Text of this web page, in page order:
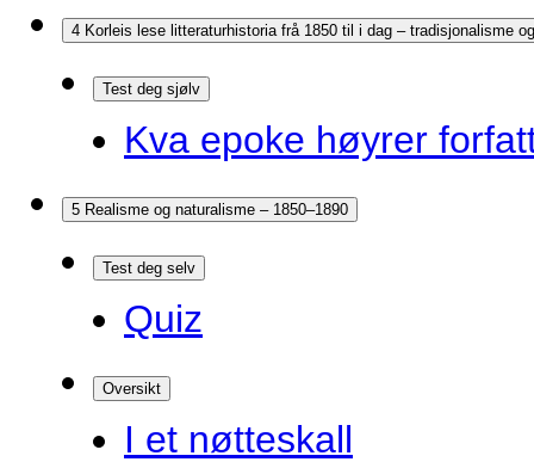
4 Korleis lese litteraturhistoria frå 1850 til i dag – tradisjonalisme
Test deg sjølv
Kva epoke høyrer
5 Realisme og naturalisme – 1850–1890
Test deg selv
Quiz
Oversikt
I et nøtteskall